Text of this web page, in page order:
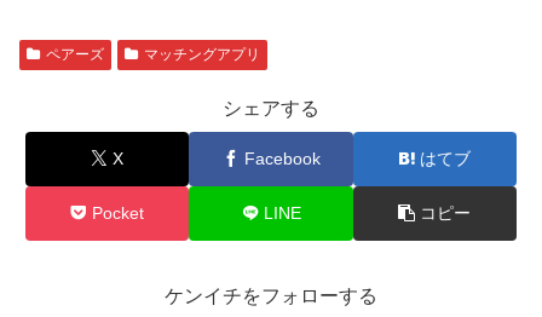
ペアーズ マッチングアプリ
シェアする
X Facebook はてブ
Pocket LINE コピー
ケンイチをフォローする